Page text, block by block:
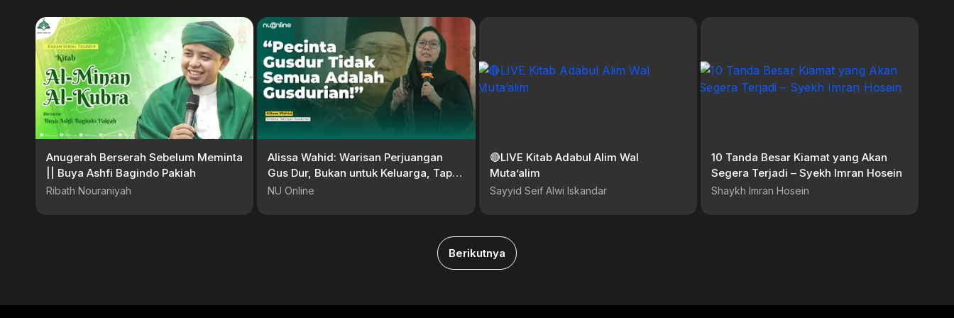
Anugerah Berserah Sebelum Meminta
|| Buya Ashfi Bagindo Pakiah
Ribath Nouraniyah
Alissa Wahid: Warisan Perjuangan
Gus Dur, Bukan untuk Keluarga, Tapi
untuk Indonesia! | NU Online
NU Online
🔴LIVE Kitab Adabul Alim Wal
Muta’alim
Sayyid Seif Alwi Iskandar
10 Tanda Besar Kiamat yang Akan
Segera Terjadi – Syekh Imran Hosein
Shaykh Imran Hosein
Berikutnya